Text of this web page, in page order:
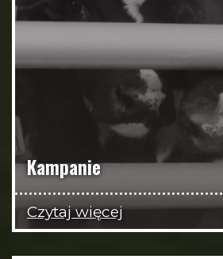
Kampanie
Czytaj więcej